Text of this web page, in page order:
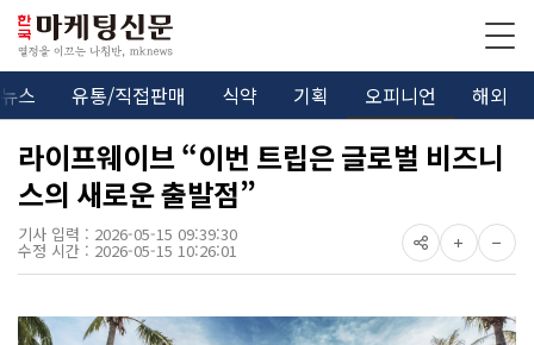
뉴스 유통/직접판매 식약 기획 오피니언 해외
라이프웨이브 “이번 트립은 글로벌 비즈니
스의 새로운 출발점”
기사 입력 : 2026-05-15 09:39:30
수정 시간 : 2026-05-15 10:26:01